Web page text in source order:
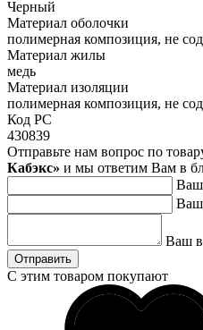
Черный
Материал оболочки
полимерная композиция, не
Материал жилы
медь
Материал изоляции
полимерная композиция, не
Код РС
430839
Отправьте нам вопрос по
Кабэкс» и мы ответим Вам в
Ваш
Ваш
Отправить
С этим товаром покупают